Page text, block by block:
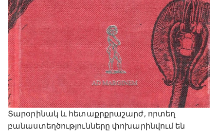
Տարօրինակ և հետաքրքրաշարժ, որտեղ
բանաստեղծությունները փոխարինվում են